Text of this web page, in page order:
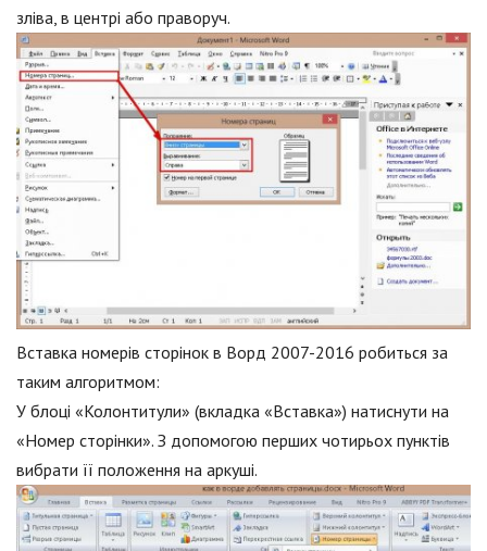
зліва, в центрі або праворуч.
Вставка номерів сторінок в Ворд 2007-2016 робиться за
таким алгоритмом:
У блоці «Колонтитули» (вкладка «Вставка») натиснути на
«Номер сторінки». З допомогою перших чотирьох пунктів
вибрати її положення на аркуші.